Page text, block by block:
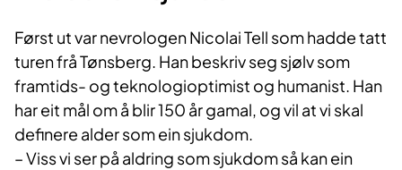
Først ut var nevrologen Nicolai Tell som hadde tatt
turen frå Tønsberg. Han beskriv seg sjølv som
framtids- og teknologioptimist og humanist. Han
har eit mål om å blir 150 år gamal, og vil at vi skal
definere alder som ein sjukdom.
– Viss vi ser på aldring som sjukdom så kan ein